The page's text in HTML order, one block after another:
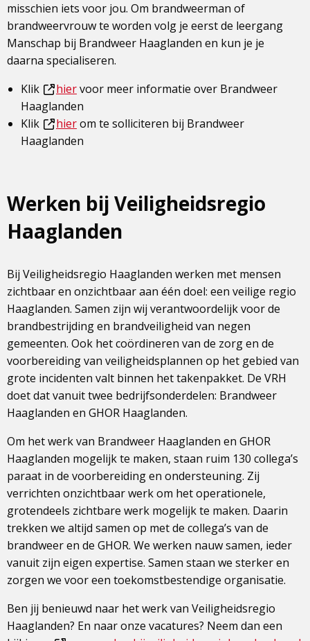
misschien iets voor jou. Om brandweerman of
brandweervrouw te worden volg je eerst de leergang
Manschap bij Brandweer Haaglanden en kun je je
daarna specialiseren.
Klik
Dit
is
een
hiervoor meer informatie over Brandweer
Haaglanden
Klik
Dit
externe
pagina
hierom te solliciteren bij Brandweer
Haaglanden
Werken bij Veiligheidsregio
Haaglanden
Bij Veiligheidsregio Haaglanden werken met mensen
zichtbaar en onzichtbaar aan één doel: een veilige regio
Haaglanden. Samen zijn wij verantwoordelijk voor de
brandbestrijding en brandveiligheid van negen
gemeenten. Ook het coördineren van de zorg en de
voorbereiding van veiligheidsplannen op het gebied van
grote incidenten valt binnen het takenpakket. De VRH
doet dat vanuit twee bedrijfsonderdelen: Brandweer
Haaglanden en GHOR Haaglanden.
Om het werk van Brandweer Haaglanden en GHOR
Haaglanden mogelijk te maken, staan ruim 130 collega’s
paraat in de voorbereiding en ondersteuning. Zij
verrichten onzichtbaar werk om het operationele,
grotendeels zichtbare werk mogelijk te maken. Daarin
trekken we altijd samen op met de collega’s van de
brandweer en de GHOR. We werken nauw samen, ieder
vanuit zijn eigen expertise. Samen staan we sterker en
zorgen we voor een toekomstbestendige organisatie.
Ben jij benieuwd naar het werk van Veiligheidsregio
Haaglanden? En naar onze vacatures? Neem dan een